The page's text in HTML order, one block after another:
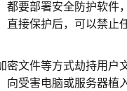
要部署安全防护软件
直接保护后，可以禁止
文件等方式劫持用户
受害电脑或服务器植